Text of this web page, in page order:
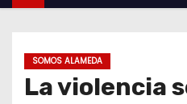
SOMOS ALAMEDA
La violencia